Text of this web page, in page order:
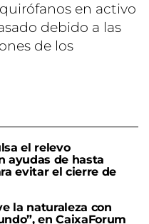
en activo
debido a las
de los
el relevo
ayudas de hasta
evitar el cierre de
la naturaleza con
en CaixaForum